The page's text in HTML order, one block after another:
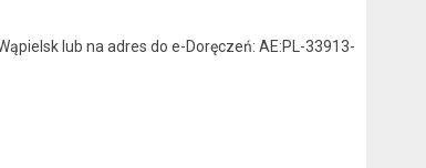
lub na adres do e-Doręczeń: AE:PL-33913-